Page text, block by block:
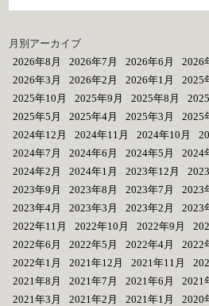
月別アーカイブ
2026年8月
2026年7月 2026年6月 2026
2026年3月
2026年2月 2026年1月 2025
2025年10月
2025年9月 2025年8月
2025年5月
2025年4月 2025年3月 2025
2024年12月
2024年11月 2024年10月
2024年7月
2024年6月 2024年5月 2024
2024年2月
2024年1月 2023年12月
2023年9月
2023年8月 2023年7月 2023
2023年4月
2023年3月 2023年2月 2023
2022年11月
2022年10月 2022年9月
2022年6月
2022年5月 2022年4月 2022
2022年1月
2021年12月 2021年11月
2021年8月
2021年7月 2021年6月 2021
2021年3月
2021年2月 2021年1月 2020